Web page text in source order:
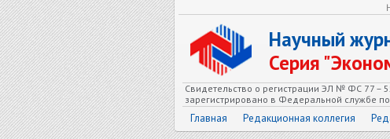
Научный
Серия
Свидетельство о регистрации ЭЛ № ФС 77 –
зарегистрировано в Федеральной службе
Главная Редакционная коллегия